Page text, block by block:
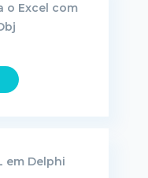
o Excel com
em Delphi